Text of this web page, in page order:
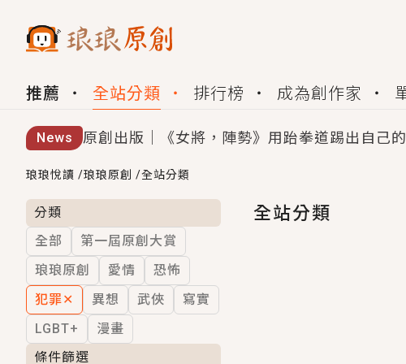
推薦 全站分類 排行榜 成為創作家
News 原創出版｜《女將，陣勢》用跆拳道踢出自己
創,作家招募｜華文小說創作首選！有機會獲得
小編心動書單｜《離婚你提的，二婚嫁大佬
GL｜《夏日與檸檬與重疊世界》炎熱的夏日、
BL｜《費洛蒙中毒》救命！特殊費洛蒙體質
OMG你嚇到我了｜《陰陽鬼店》上班族買了房
言情｜《國語推行員》每個人心中都有一個連
琅琅悅讀 /琅琅原創 /全站分類
分類
全部
第一屆原創大賞
琅琅原創
愛情
恐怖
犯罪✕ 異想 武俠
寫實
LGBT+
漫畫
條件篩選
全站分類